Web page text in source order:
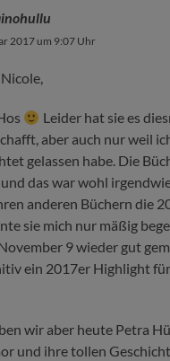
2017 um 9:07 Uhr
Leider hat sie es
aber auch nur weil
gelassen habe. Die
das war wohl
anderen Büchern die
sie mich nur mäßig
9 wieder gut
ein 2017er Highlight
wir aber heute Petra
und ihre tollen